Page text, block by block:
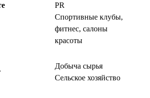
PR
Спортивные клубы,
фитнес, салоны
красоты
Добыча сырья
Сельское хозяйство